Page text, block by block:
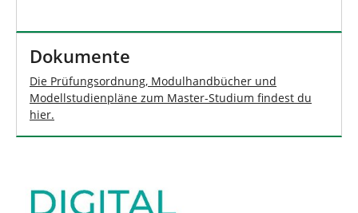
Dokumente
Die Prüfungsordnung, Modulhandbücher und
Modellstudienpläne zum Master-Studium findest du
hier.